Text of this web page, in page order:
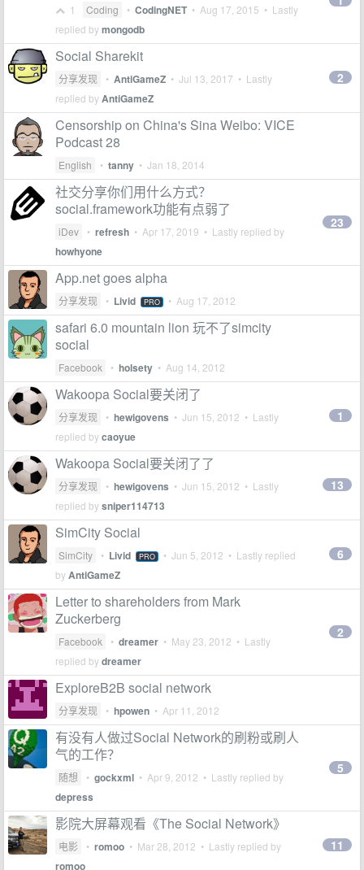
1 Coding • CodingNET • Aug 17, 2015 • Lastly
replied bymongodb
Social Sharekit
分享发现 • AntiGameZ • Jul 13, 2017 • Lastly
replied byAntiGameZ
2
Censorship on China's Sina Weibo: VICE
Podcast 28
English • tanny • Jan 18, 2014
社交分享你们用什么方式？
social.framework功能有点弱了
iDev • refresh • Apr 17, 2019 • Lastly replied by
howhyone
23
App.net goes alpha
分享发现 • Livid PRO • Aug 17, 2012
safari 6.0 mountain lion 玩不了simcity
social
Facebook • holsety • Aug 14, 2012
Wakoopa Social要关闭了
分享发现 • hewigovens • Jun 15, 2012 • Lastly
replied bycaoyue
1
Wakoopa Social要关闭了了
分享发现 • hewigovens • Jun 15, 2012 • Lastly
replied bysniper114713
13
SimCity Social
SimCity • Livid PRO • Jun 5, 2012 • Lastly replied
byAntiGameZ
6
Letter to shareholders from Mark
Zuckerberg
Facebook • dreamer • May 23, 2012 • Lastly
replied bydreamer
2
ExploreB2B social network
分享发现 • hpowen • Apr 11, 2012
有没有人做过Social Network的刷粉或刷人
气的工作？
随想 • gockxml • Apr 9, 2012 • Lastly replied by
depress
5
影院大屏幕观看《The Social Network》
电影 • romoo • Mar 28, 2012 • Lastly replied by
romoo
11